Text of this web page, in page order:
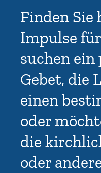
Finden
Impulse
suchen ein
Gebet, die
einen
oder
die
oder